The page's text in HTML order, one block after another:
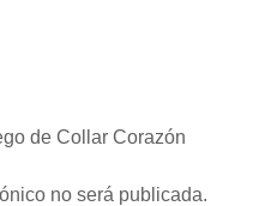
de Collar Corazón
no será publicada.